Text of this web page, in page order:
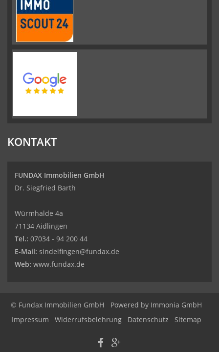
KONTAKT
FUNDAX Immobilien GmbH
Dr. Siegfried Barth
Würmhalde 4a
71134 Aidlingen
Tel.: 07034 - 94 200 44
E-Mail: sindelfingen@fundax.de
Web: www.fundax.de
© Fundax Immobilien GmbH Powered by Immonia GmbH
Impressum
Widerrufsbelehrung Datenschutz Sitemap